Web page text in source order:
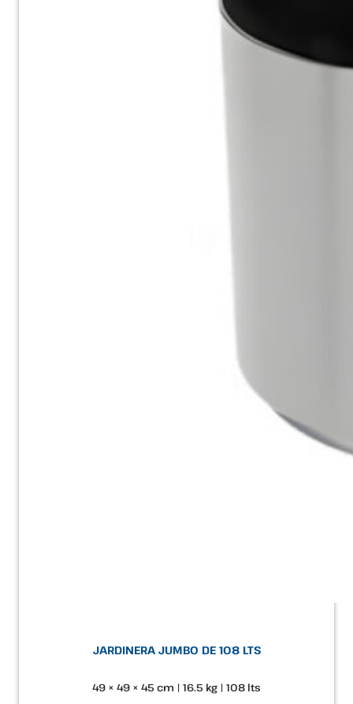
JARDINERA JUMBO DE 108 LTS
49 × 49 × 45 cm | 16.5 kg | 108 lts